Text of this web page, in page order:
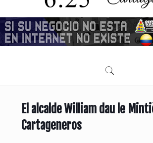
El alcalde William dau le
Cartageneros